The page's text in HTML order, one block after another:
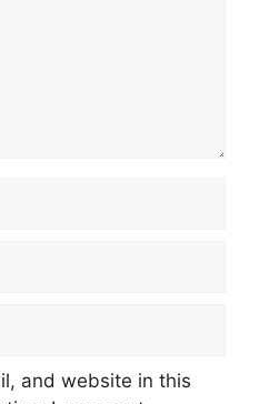
and website in this